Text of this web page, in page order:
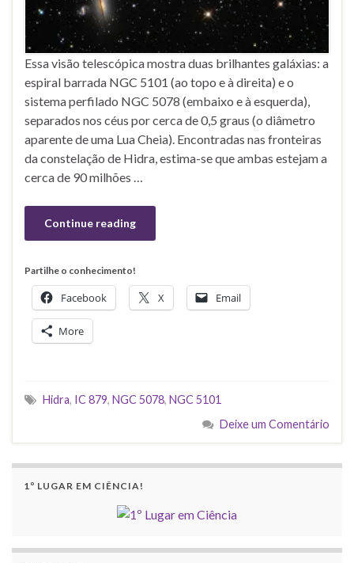
Essa visão telescópica mostra duas brilhantes galáxias: a
espiral barrada NGC 5101 (ao topo e à direita) e o
sistema perfilado NGC 5078 (embaixo e à esquerda),
separados nos céus por cerca de 0,5 graus (o diâmetro
aparente de uma Lua Cheia). Encontradas nas fronteiras
da constelação de Hidra, estima-se que ambas estejam a
cerca de 90 milhões …
Continue reading
Partilhe o conhecimento!
Facebook X Email
More
Hidra, IC 879, NGC 5078, NGC 5101
Deixe um Comentário
1º LUGAR EM CIÊNCIA!